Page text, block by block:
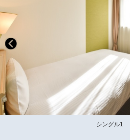
シングル1